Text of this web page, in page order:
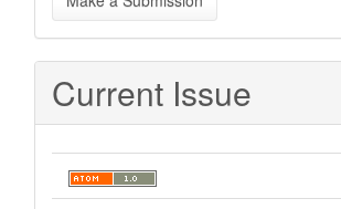
a
Submission
Current Issue